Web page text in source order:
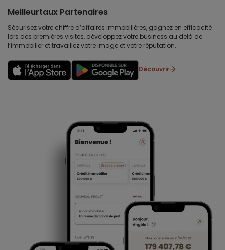
Meilleurtaux Partenaires
Sécurisez votre chiffre d’affaires immobilières, gagnez en efficacité
lors des premières visites, développez votre business au delà de
l’immobilier et travaillez votre image et votre réputation.
Découvrir